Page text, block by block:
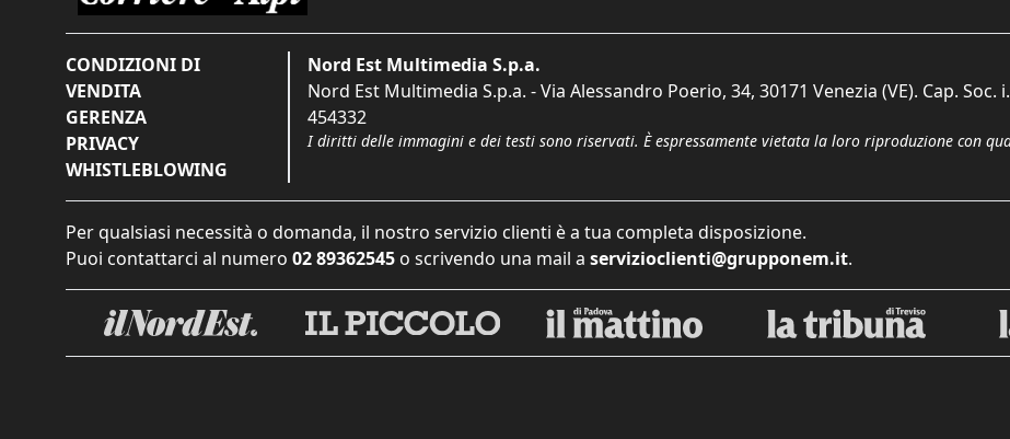
CONDIZIONI DI
VENDITA
GERENZA
PRIVACY
WHISTLEBLOWING
Nord Est Multimedia S.p.a.
Nord Est Multimedia S.p.a. - Via Alessandro Poerio, 34, 30171 Venezia (VE). Cap. Soc.
454332
I diritti delle immagini e dei testi sono riservati. È espressamente vietata la loro riproduzione con
Per qualsiasi necessità o domanda, il nostro servizio clienti è a tua completa disposizione.
Puoi contattarci al numero 02 89362545 o scrivendo una mail a servizioclienti@grupponem.it.